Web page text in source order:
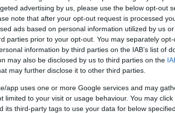
advertising by us, please use the below opt-out
note that after your opt-out request is processed
ads based on personal information utilized by us
parties prior to your opt-out. You may separately
information by third parties on the IAB’s list of
may also be disclosed by us to third parties on the
may further disclose it to other third parties.
app uses one or more Google services and may
limited to your visit or usage behaviour. You may
its third-party tags to use your data for below
έργο”. Αυτό που λέω εγώ είναι
έργο».
ΔΙΑΦΗΜΙΣΗ